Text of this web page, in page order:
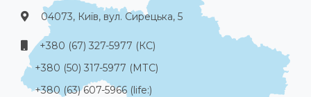
04073, Київ, вул. Сирецька, 5
+380 (67) 327-5977 (КС)
+380 (50) 317-5977 (МТС)
+380 (63) 607-5966 (life:)